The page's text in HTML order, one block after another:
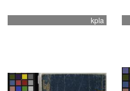
kpla